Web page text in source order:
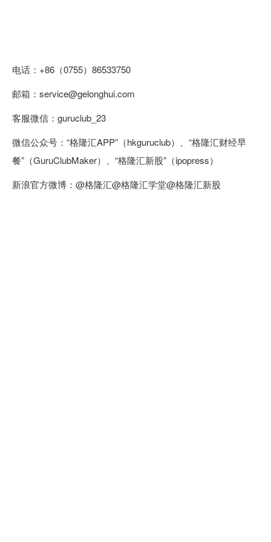
电话：+86（0755）86533750
邮箱：service@gelonghui.com
客服微信：guruclub_23
微信公众号：“格隆汇APP”（hkguruclub）、“格隆汇财经早
餐”（GuruClubMaker）、“格隆汇新股”（ipopress）
新浪官方微博：@格隆汇@格隆汇学堂@格隆汇新股